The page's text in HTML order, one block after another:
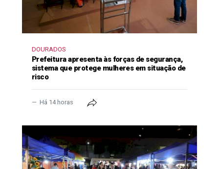
DOURADOS
Prefeitura apresenta às forças de segurança,
sistema que protege mulheres em situação de
risco
Há 14 horas